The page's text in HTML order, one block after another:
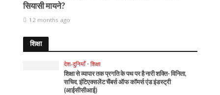
सियासी मायने?
12 months ago
शिक्षा
देश-दुनियाँ • शिक्षा
शिक्षा से व्यापार तक प्रगति के पथ पर है नारी शक्ति- विनिता,
सचिव, इंटिएक्सलेंट चैंबर्स ऑफ कॉमर्स एंड इंडस्ट्री
(आईसीसीआई)